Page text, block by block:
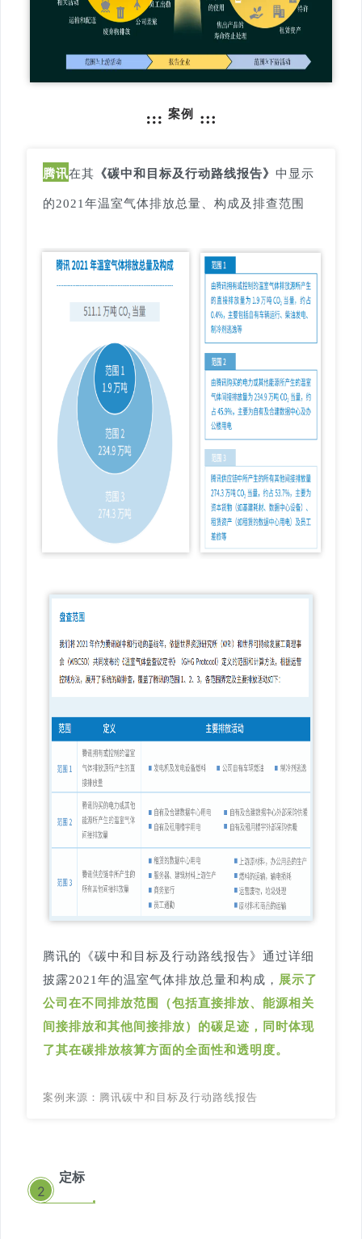
案例
腾讯在其 《碳中和目标及行动路线报告》 中显示
的2021年温室气体排放总量、构成及排查范围
腾讯的《碳中和目标及行动路线报告》通过详细
披露2021年的温室气体排放总量和构成， 展示了
公司在不同排放范围（包括直接排放、能源相关
间接排放和其他间接排放）的碳足迹，同时体现
了其在碳排放核算方面的全面性和透明度。
案例来源：腾讯碳中和目标及行动路线报告
定标
2